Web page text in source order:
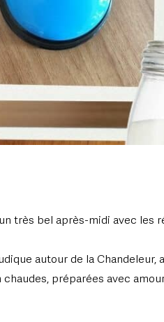
très bel après-midi avec les
autour de la Chandeleur,
préparées avec